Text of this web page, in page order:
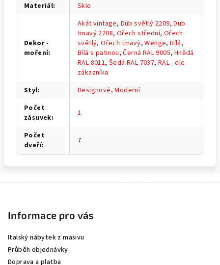
Materiál: Sklo
Dekor -
moření:
Akát vintage, Dub světlý 2209,Dub
tmavý 2208, Ořech střední, Ořech
světlý,Ořech tmavý,Wenge,Bílá,
Bílá s patinou,Černá RAL 9005, Hnědá
RAL 8011,Šedá RAL 7037,RAL - dle
zákazníka
Styl: Designové,Moderní
Počet
zásuvek: 1
Počet
dveří: 7
Informace pro vás
Italský nábytek z masivu
Průběh objednávky
Doprava a platba